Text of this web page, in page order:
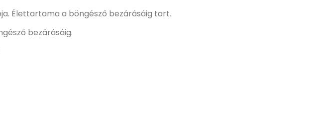
Élettartama a böngésző bezárásáig tart.
bezárásáig.